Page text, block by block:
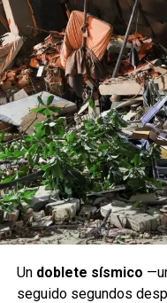
Un doblete sísmico
seguido segundos